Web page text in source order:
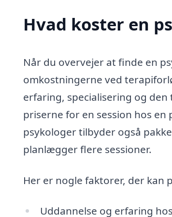
Hvad koster en
Når du overvejer at finde en
omkostningerne ved
erfaring, specialisering og
priserne for en session hos en
psykologer tilbyder også
planlægger flere sessioner.
Her er nogle faktorer, der kan
Uddannelse og erfaring